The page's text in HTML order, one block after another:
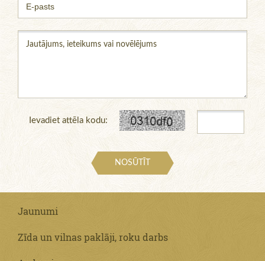
Ievadiet attēla kodu:
NOSŪTĪT
Jaunumi
Zīda un vilnas paklāji, roku darbs